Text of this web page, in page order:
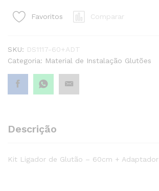
Adaptador
quantity1
Favoritos Comparar
SKU: DS1117-60+ADT
Categoria: Material de Instalação Glutões
Descrição
Kit Ligador de Glutão – 60cm + Adaptador